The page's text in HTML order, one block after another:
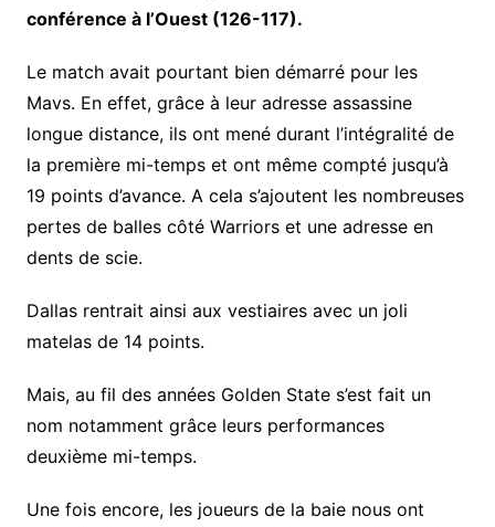
conférence à l’Ouest (126-117).
Le match avait pourtant bien démarré pour les
Mavs. En effet, grâce à leur adresse assassine
longue distance, ils ont mené durant l’intégralité de
la première mi-temps et ont même compté jusqu’à
19 points d’avance. A cela s’ajoutent les nombreuses
pertes de balles côté Warriors et une adresse en
dents de scie.
Dallas rentrait ainsi aux vestiaires avec un joli
matelas de 14 points.
Mais, au fil des années Golden State s’est fait un
nom notamment grâce leurs performances
deuxième mi-temps.
Une fois encore, les joueurs de la baie nous ont